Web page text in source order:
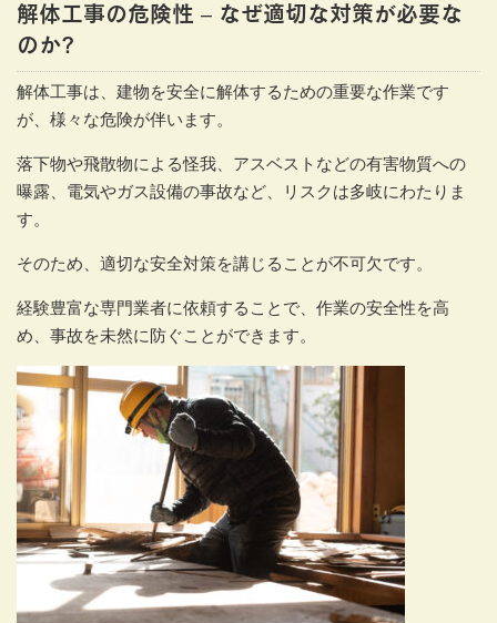
解体工事の危険性 – なぜ適切な対策が必要な
のか?
解体工事は、建物を安全に解体するための重要な作業です
が、様々な危険が伴います。
落下物や飛散物による怪我、アスベストなどの有害物質への
曝露、電気やガス設備の事故など、リスクは多岐にわたりま
す。
そのため、適切な安全対策を講じることが不可欠です。
経験豊富な専門業者に依頼することで、作業の安全性を高
め、事故を未然に防ぐことができます。